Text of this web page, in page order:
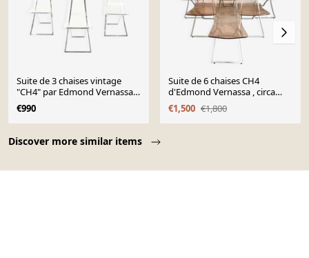
Discover more similar items
Suite de 3 chaises vintage
"CH4" par Edmond Vernassa –
Circa 1970
€990
Suite de 6 chaises CH4
d'Edmond Vernassa , circa
1970'
€1,500 €1,800